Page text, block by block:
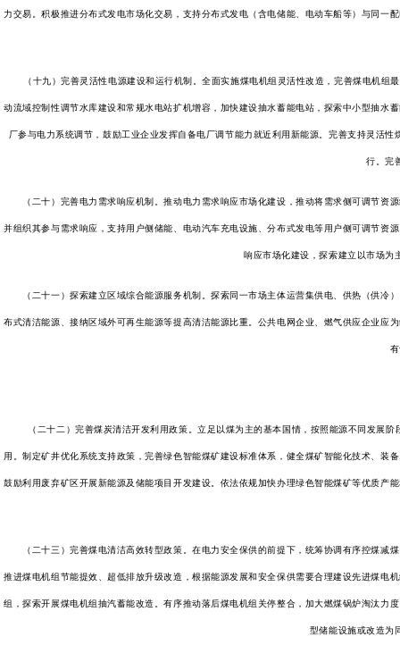
力交易。积极推进分布式发电市场化交易，支持分布式发电（含电储能、电动车船等）与同
（十九）完善灵活性电源建设和运行机制。全面实施煤电机组灵活性改造，完善煤电机组
动流域控制性调节水库建设和常规水电站扩机增容，加快建设抽水蓄能电站，探索中小型抽
厂参与电力系统调节，鼓励工业企业发挥自备电厂调节能力就近利用新能源。完善支持灵活
行。完
（二十）完善电力需求响应机制。推动电力需求响应市场化建设，推动将需求侧可调节资
并组织其参与需求响应，支持用户侧储能、电动汽车充电设施、分布式发电等用户侧可调节
响应市场化建设，探索建立以市场为
（二十一）探索建立区域综合能源服务机制。探索同一市场主体运营集供电、供热（供冷
布式清洁能源、接纳区域外可再生能源等提高清洁能源比重。公共电网企业、燃气供应企业
（二十二）完善煤炭清洁开发利用政策。立足以煤为主的基本国情，按照能源不同发展阶
用。制定矿井优化系统支持政策，完善绿色智能煤矿建设标准体系，健全煤矿智能化技术、
鼓励利用废弃矿区开展新能源及储能项目开发建设。依法依规加快办理绿色智能煤矿等优质
（二十三）完善煤电清洁高效转型政策。在电力安全保供的前提下，统筹协调有序控煤减
推进煤电机组节能提效、超低排放升级改造，根据能源发展和安全保供需要合理建设先进煤
组，探索开展煤电机组抽汽蓄能改造。有序推动落后煤电机组关停整合，加大燃煤锅炉淘汰
型储能设施或改造为